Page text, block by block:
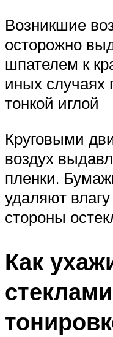
Возникшие
осторожно
шпателем к
иных случаях
тонкой иглой
Круговыми
воздух
пленки.
удаляют
стороны
Как